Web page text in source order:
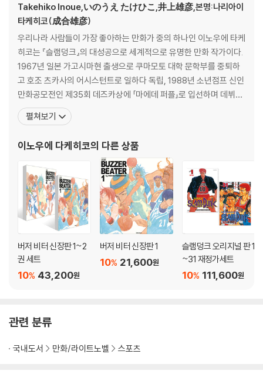
Takehiko Inoue,いのうえ たけひこ,井上雄彦,본명:나리아이
타케히코(成合雄彦)
우리나라 사람들이 가장 좋아하는 만화가 중의 하나인 이노우에 타케
히코는 『슬램덩크』의 대성공으로 세계적으로 유명한 만화 작가이다.
1967년 일본 가고시마현 출생으로 쿠마모토 대학 문학부를 중퇴하
고 호조 츠카사의 어시스턴트로 일하다 독립, 1988년 소년점프 신인
만화공모전인 제35회 데즈카상에 「마에데 퍼플」로 입선하며 데뷔하
게 되었다. 그는 농구선수 출신의 일본만화가라는 특이한 이력을 가
지고 있다. 그는 단신의 키 때문에 농구선수로서의 꿈을 접게 되지만,
에서는 농구가 별로 인기가 없었음에도 불구하고 고등학
펼쳐보기
이노우에 다케히코의 다른 상품
버저 비터 신장판 1~2
권 세트
43,200원
10%
버저 비터 신장판 1
21,600원
10%
슬램덩크 오리지널 판 1
~31 재정가세트
111,600원
10%
관련 분류
국내도서 만화/라이트노벨 스포츠